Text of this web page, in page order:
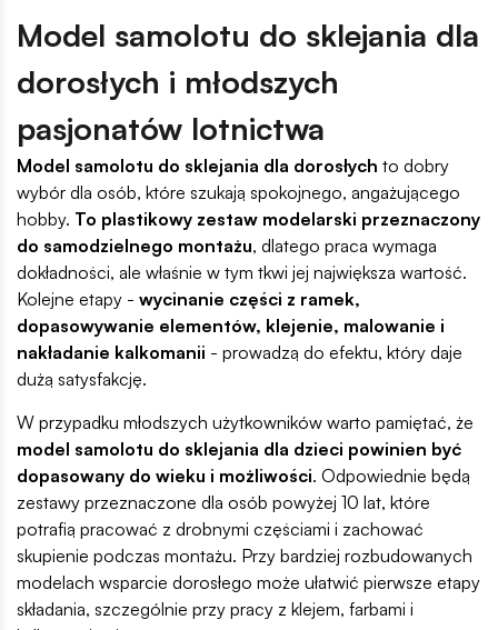
Model samolotu do sklejania dla
dorosłych i młodszych
pasjonatów lotnictwa
Model samolotu do sklejania dla dorosłych to dobry
wybór dla osób, które szukają spokojnego, angażującego
hobby. To plastikowy zestaw modelarski przeznaczony
do samodzielnego montażu, dlatego praca wymaga
dokładności, ale właśnie w tym tkwi jej największa wartość.
Kolejne etapy - wycinanie części z ramek,
dopasowywanie elementów, klejenie, malowanie i
nakładanie kalkomanii - prowadzą do efektu, który daje
dużą satysfakcję.
W przypadku młodszych użytkowników warto pamiętać, że
model samolotu do sklejania dla dzieci powinien być
dopasowany do wieku i możliwości. Odpowiednie będą
zestawy przeznaczone dla osób powyżej 10 lat, które
potrafią pracować z drobnymi częściami i zachować
skupienie podczas montażu. Przy bardziej rozbudowanych
modelach wsparcie dorosłego może ułatwić pierwsze etapy
składania, szczególnie przy pracy z klejem, farbami i